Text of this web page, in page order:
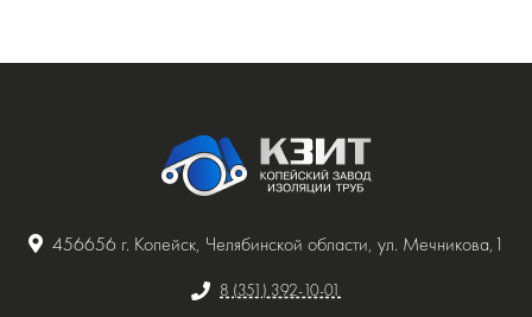
456656 г. Копейск, Челябинской области, ул. Мечникова,1
8 (351) 392-10-01